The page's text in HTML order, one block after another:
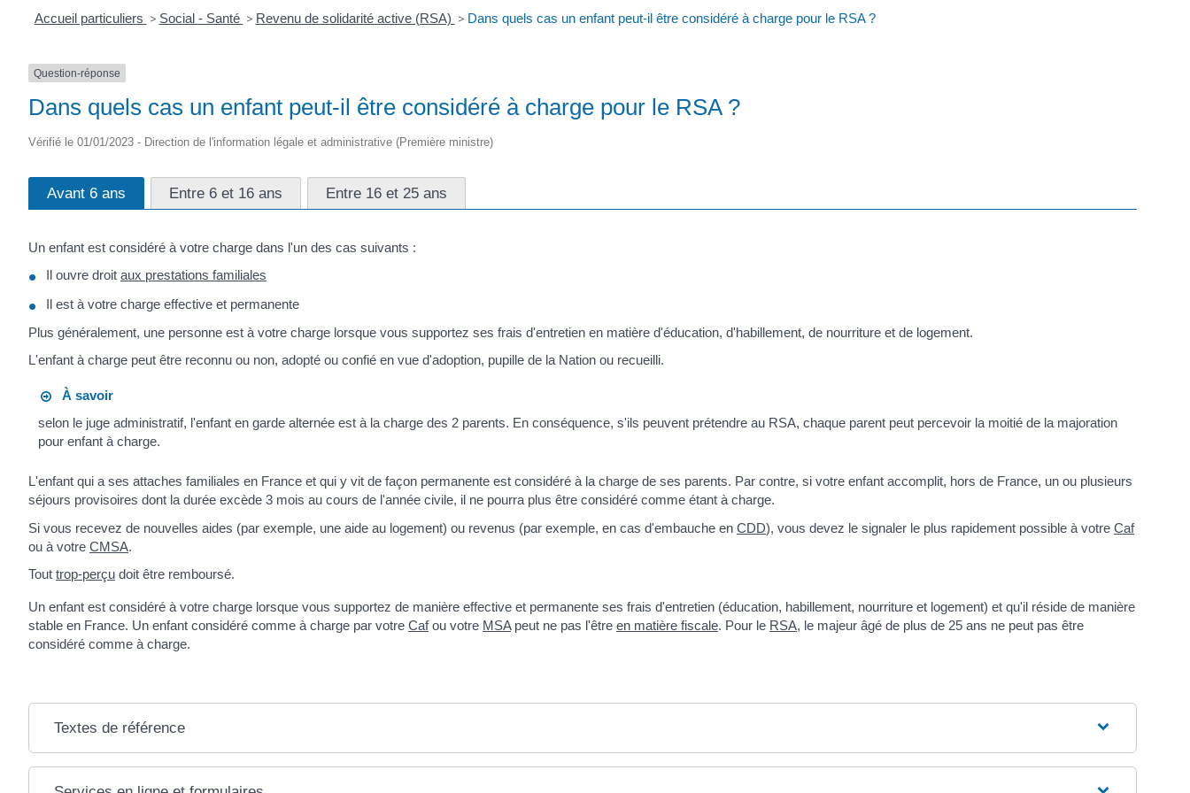
Accueil particuliers > Social - Santé > Revenu de solidarité active (RSA) > Dans quels cas un enfant peut-il être considéré à charge pour le RSA ?
Question-réponse
Dans quels cas un enfant peut-il être considéré à charge pour le RSA ?
Vérifié le 01/01/2023 - Direction de l'information légale et administrative (Première ministre)
Avant 6 ans Entre 6 et 16 ans Entre 16 et 25 ans
Un enfant est considéré à votre charge dans l'un des cas suivants :
Il ouvre droit aux prestations familiales
Il est à votre charge effective et permanente
Plus généralement, une personne est à votre charge lorsque vous supportez ses frais d'entretien en matière d'éducation, d'habillement, de nourriture et de logement.
L'enfant à charge peut être reconnu ou non, adopté ou confié en vue d'adoption, pupille de la Nation ou recueilli.
À savoir
selon le juge administratif, l'enfant en garde alternée est à la charge des 2 parents. En conséquence, s'ils peuvent prétendre au RSA, chaque parent peut percevoir la moitié de la majoration
pour enfant à charge.
L'enfant qui a ses attaches familiales en France et qui y vit de façon permanente est considéré à la charge de ses parents. Par contre, si votre enfant accomplit, hors de France, un ou plusieurs
séjours provisoires dont la durée excède 3 mois au cours de l'année civile, il ne pourra plus être considéré comme étant à charge.
Si vous recevez de nouvelles aides (par exemple, une aide au logement) ou revenus (par exemple, en cas d'embauche en CDD), vous devez le signaler le plus rapidement possible à votre Caf
ou à votre CMSA.
Tout trop-perçu doit être remboursé.
Un enfant est considéré à votre charge lorsque vous supportez de manière effective et permanente ses frais d'entretien (éducation, habillement, nourriture et logement) et qu'il réside de manière
stable en France. Un enfant considéré comme à charge par votre Cafou votre MSApeut ne pas l'être en matière fiscale. Pour le RSA, le majeur âgé de plus de 25 ans ne peut pas être
considéré comme à charge.
Textes de référence